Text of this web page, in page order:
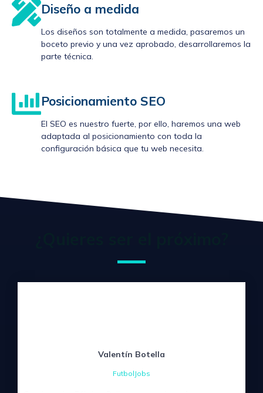
Diseño a medida
Los diseños son totalmente a medida, pasaremos un
boceto previo y una vez aprobado, desarrollaremos la
parte técnica.
Posicionamiento SEO
El SEO es nuestro fuerte, por ello, haremos una web
adaptada al posicionamiento con toda la
configuración básica que tu web necesita.
Valentín Botella
FutbolJobs